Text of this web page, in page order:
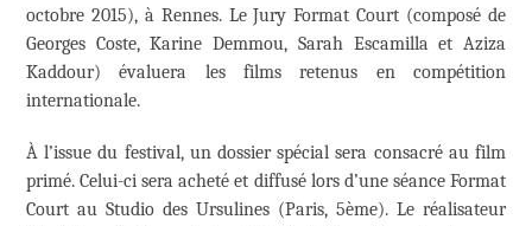
octobre 2015), à Rennes. Le Jury Format Court (composé de
Georges Coste, Karine Demmou, Sarah Escamilla et Aziza
Kaddour) évaluera les films retenus en compétition
internationale.
À l’issue du festival, un dossier spécial sera consacré au film
primé. Celui-ci sera acheté et diffusé lors d’une séance Format
Court au Studio des Ursulines (Paris, 5ème). Le réalisateur